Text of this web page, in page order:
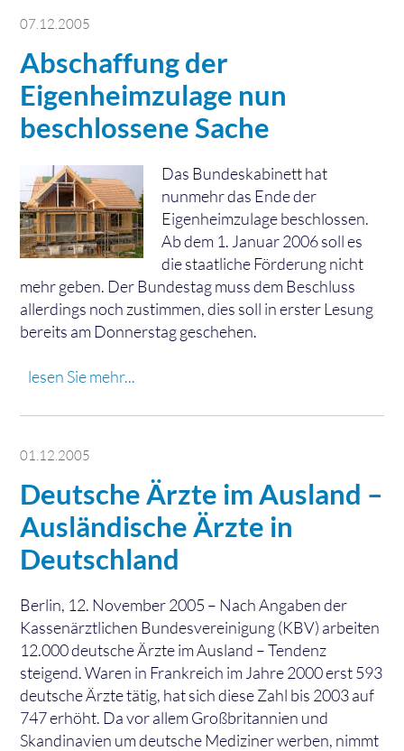
07.12.2005
Abschaffung der
Eigenheimzulage nun
beschlossene Sache
Das Bundeskabinett hat
nunmehr das Ende der
Eigenheimzulage beschlossen.
Ab dem 1. Januar 2006 soll es
die staatliche Förderung nicht
mehr geben. Der Bundestag muss dem Beschluss
allerdings noch zustimmen, dies soll in erster Lesung
bereits am Donnerstag geschehen.
lesen Sie mehr...
01.12.2005
Deutsche Ärzte im Ausland –
Ausländische Ärzte in
Deutschland
Berlin, 12. November 2005 – Nach Angaben der
Kassenärztlichen Bundesvereinigung (KBV) arbeiten
12.000 deutsche Ärzte im Ausland – Tendenz
steigend. Waren in Frankreich im Jahre 2000 erst 593
deutsche Ärzte tätig, hat sich diese Zahl bis 2003 auf
747 erhöht. Da vor allem Großbritannien und
Skandinavien um deutsche Mediziner werben, nimmt